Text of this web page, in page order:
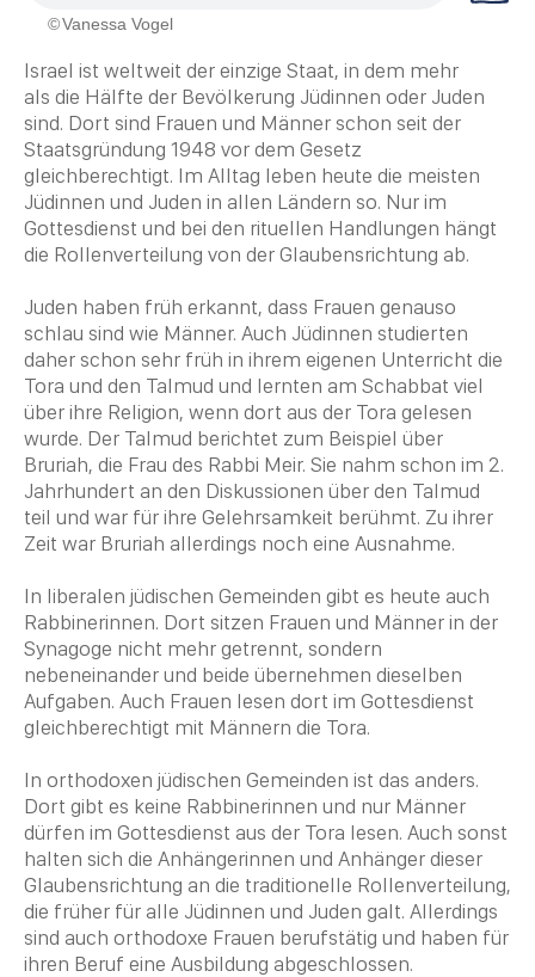
Vanessa Vogel
Israel ist weltweit der einzige Staat, in dem mehr
als die Hälfte der Bevölkerung Jüdinnen oder Juden
sind. Dort sind Frauen und Männer schon seit der
Staatsgründung 1948 vor dem Gesetz
gleichberechtigt. Im Alltag leben heute die meisten
Jüdinnen und Juden in allen Ländern so. Nur im
Gottesdienst und bei den rituellen Handlungen hängt
die Rollenverteilung von derGlaubensrichtung ab.
Juden haben früh erkannt, dass Frauen genauso
schlau sind wie Männer. Auch Jüdinnen studierten
daher schon sehr früh in ihrem eigenen Unterricht die
Tora und den Talmud und lernten am Schabbat viel
über ihre Religion, wenn dort aus der Tora gelesen
wurde. Der Talmud berichtet zum Beispiel über
Bruriah, die Frau des Rabbi Meir. Sie nahm schon im 2.
Jahrhundert an den Diskussionen über den Talmud
teil und war für ihre Gelehrsamkeit berühmt. Zu ihrer
Zeit war Bruriah allerdings noch eine Ausnahme.
In liberalen jüdischen Gemeinden gibt es heute auch
Rabbinerinnen. Dort sitzen Frauen und Männer in der
Synagoge nicht mehr getrennt, sondern
nebeneinander und beide übernehmen dieselben
Aufgaben. Auch Frauen lesen dort im Gottesdienst
gleichberechtigt mit Männern die Tora.
In orthodoxen jüdischen Gemeinden ist das anders.
Dort gibt es keine Rabbinerinnen und nur Männer
dürfen im Gottesdienst aus der Tora lesen. Auch sonst
halten sich die Anhängerinnen und Anhänger dieser
Glaubensrichtung an die traditionelle Rollenverteilung,
die früher für alle Jüdinnen und Juden galt. Allerdings
sind auch orthodoxe Frauen berufstätig und haben für
ihren Beruf eine Ausbildung abgeschlossen.